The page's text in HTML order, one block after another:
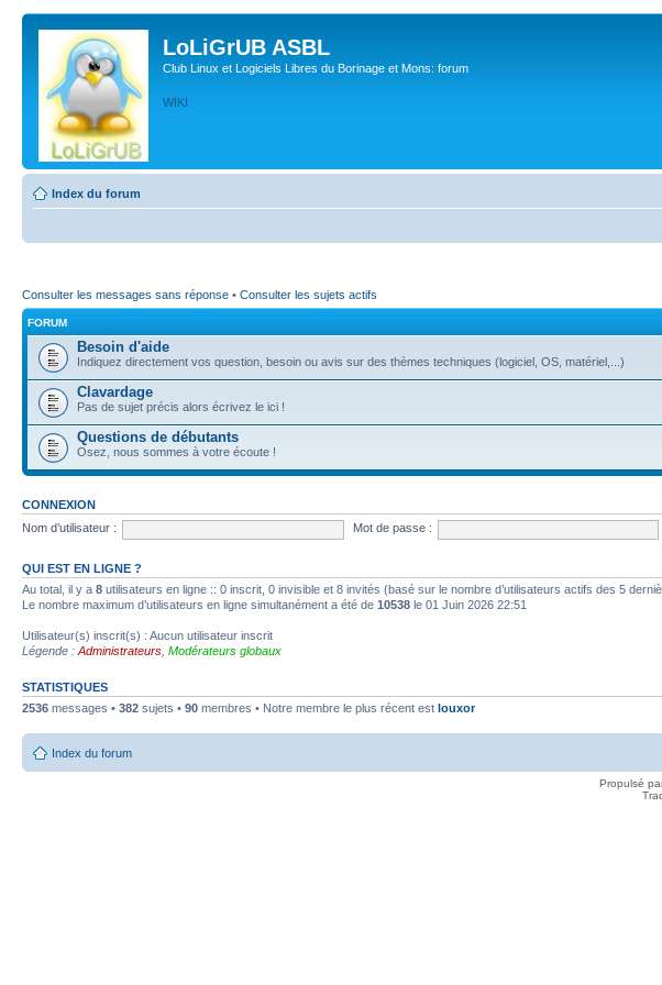
LoLiGrUB ASBL
Club Linux et Logiciels Libres du Borinage et Mons: forum
WIKI
Index du forum
Consulter les messages sans réponse • Consulter les sujets actifs
FORUM
Besoin d'aide
Indiquez directement vos question, besoin ou avis sur des thèmes techniques (logiciel, OS, matériel,...)
Clavardage
Pas de sujet précis alors écrivez le ici !
Questions de débutants
Osez, nous sommes à votre écoute !
CONNEXION
Nom d’utilisateur :
Mot de passe :
QUI EST EN LIGNE ?
Au total, il y a 8 utilisateurs en ligne :: 0 inscrit, 0 invisible et 8 invités (basé sur le nombre d’utilisateurs actifs des 5
Le nombre maximum d’utilisateurs en ligne simultanément a été de 10538 le 01 Juin 2026 22:51
Utilisateur(s) inscrit(s) : Aucun utilisateur inscrit
Légende : Administrateurs Modérateurs globaux
STATISTIQUES
2536 messages • 382 sujets • 90 membres • Notre membre le plus récent est louxor
Index du forum
Propulsé